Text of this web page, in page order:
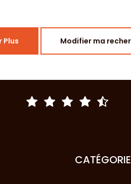
Plus Modifier ma